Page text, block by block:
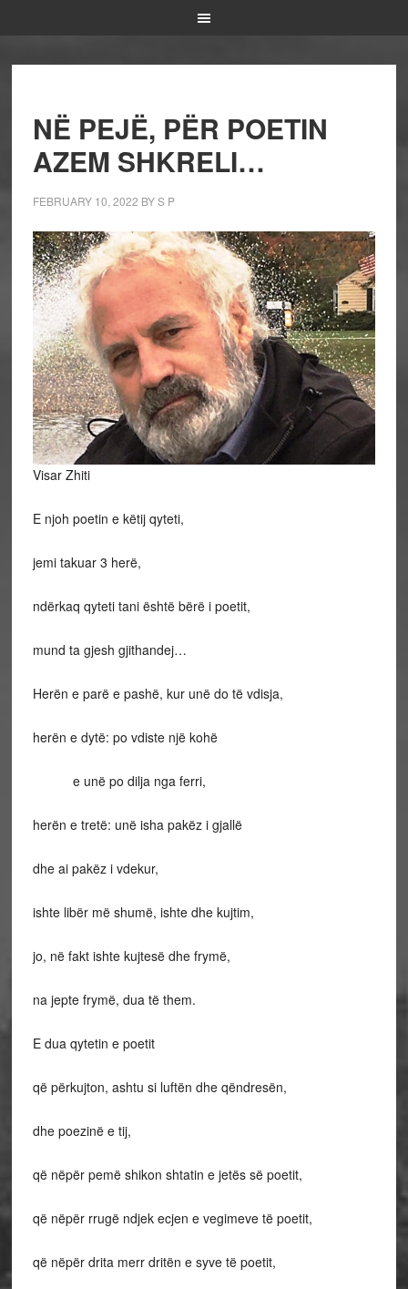
NË PEJË, PËR POETIN
AZEM SHKRELI…
FEBRUARY 10, 2022 BYS P
Visar Zhiti
E njoh poetin e këtij qyteti,
jemi takuar 3 herë,
ndërkaq qyteti tani është bërë i poetit,
mund ta gjesh gjithandej…
Herën e parë e pashë, kur unë do të vdisja,
herën e dytë: po vdiste një kohë
e unë po dilja nga ferri,
herën e tretë: unë isha pakëz i gjallë
dhe ai pakëz i vdekur,
ishte libër më shumë, ishte dhe kujtim,
jo, në fakt ishte kujtesë dhe frymë,
na jepte frymë, dua të them.
E dua qytetin e poetit
që përkujton, ashtu si luftën dhe qëndresën,
dhe poezinë e tij,
që nëpër pemë shikon shtatin e jetës së poetit,
që nëpër rrugë ndjek ecjen e vegimeve të poetit,
që nëpër drita merr dritën e syve të poetit,